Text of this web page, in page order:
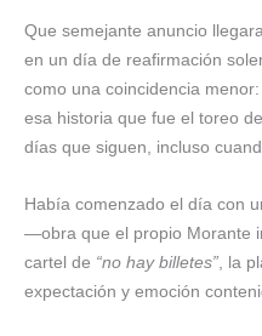
Que semejante anuncio
en un día de reafirmación
como una coincidencia
esa historia que fue el toreo
días que siguen, incluso
Había comenzado el día con
—obra que el propio Morante
cartel de “no hay billetes” , la
expectación y emoción